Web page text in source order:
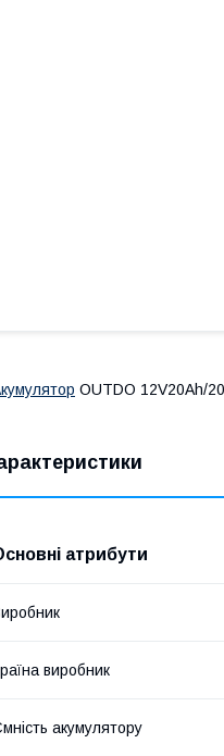
OUTDO 12V20Ah/
атрибути
виробник
акумулятору